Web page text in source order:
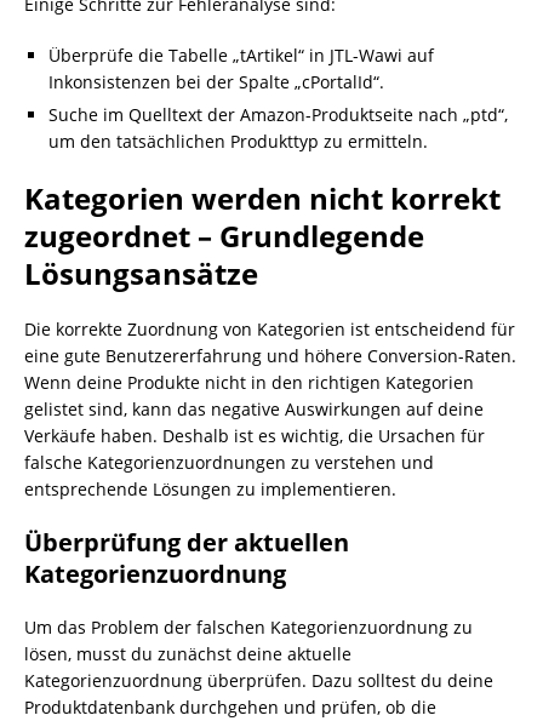
Überprüfe die Tabelle „tArtikel“ in JTL-Wawi auf
Inkonsistenzen bei der Spalte „cPortalId“.
Suche im Quelltext der Amazon-Produktseite nach „ptd“,
um den tatsächlichen Produkttyp zu ermitteln.
Kategorien werden nicht korrekt
zugeordnet – Grundlegende
Lösungsansätze
Die korrekte Zuordnung von Kategorien ist entscheidend für
eine gute Benutzererfahrung und höhere Conversion-Raten.
Wenn deine Produkte nicht in den richtigen Kategorien
gelistet sind, kann das negative Auswirkungen auf deine
Verkäufe haben. Deshalb ist es wichtig, die Ursachen für
falsche Kategorienzuordnungen zu verstehen und
entsprechende Lösungen zu implementieren.
Überprüfung der aktuellen
Kategorienzuordnung
Um das Problem der falschen Kategorienzuordnung zu
lösen, musst du zunächst deine aktuelle
Kategorienzuordnung überprüfen. Dazu solltest du deine
Produktdatenbank durchgehen und prüfen, ob die